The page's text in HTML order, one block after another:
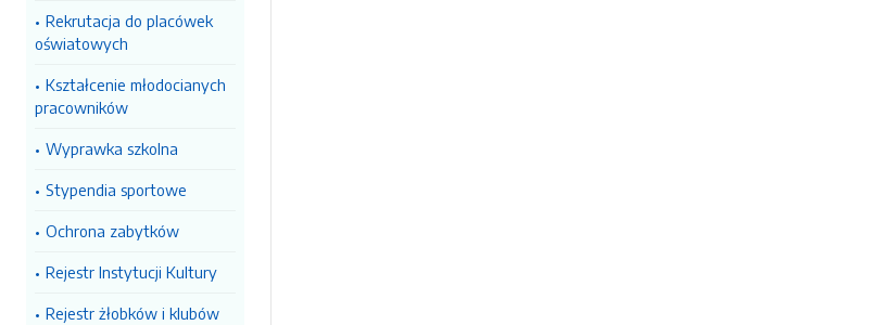
Rekrutacja do placówek
oświatowych
Kształcenie młodocianych
pracowników
Wyprawka szkolna
Stypendia sportowe
Ochrona zabytków
Rejestr Instytucji Kultury
Rejestr żłobków i klubów